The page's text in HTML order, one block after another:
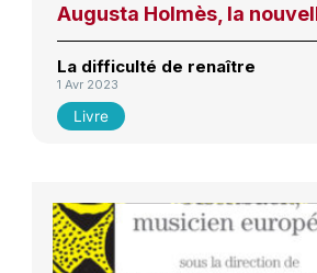
Augusta Holmès, la
La difficulté de renaître
1 Avr 2023
Livre